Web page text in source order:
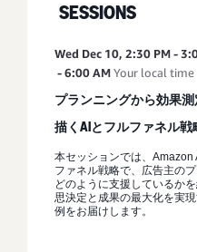
SESSIONS
Wed Dec 10, 2:30 PM-
-6:00 AMYour local time
プランニングから効果
描くAIとフルファネル
本セッションでは、Amazon
ファネル戦略で、広告主の
どのように支援しているか
思決定と成果の最大化を実
例をお届けします。